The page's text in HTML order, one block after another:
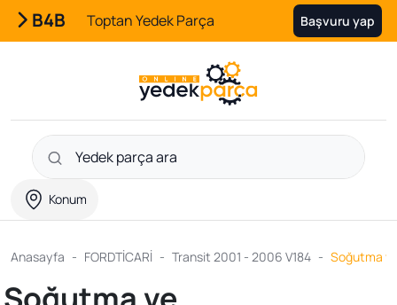
B4B Toptan Yedek Parça Başvuru yap
Konum
Anasayfa FORDTİCARİ Transit 2001 - 2006 V184 Soğutma